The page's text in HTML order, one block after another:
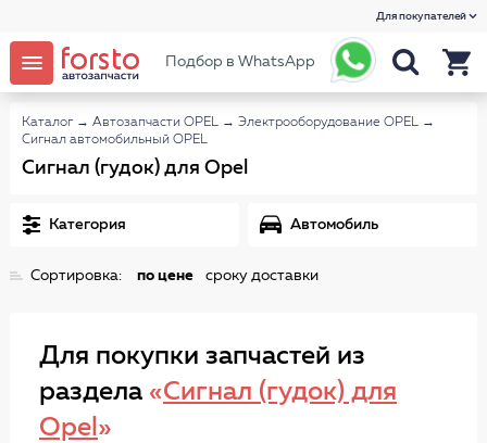
Для покупателей
Подбор в WhatsApp
Каталог → Автозапчасти OPEL → Электрооборудование OPEL →
Сигнал автомобильный OPEL
Сигнал (гудок) для Opel
Категория Автомобиль
Сортировка: по цене сроку доставки
Для покупки запчастей из
раздела «Сигнал (гудок) для
Opel »